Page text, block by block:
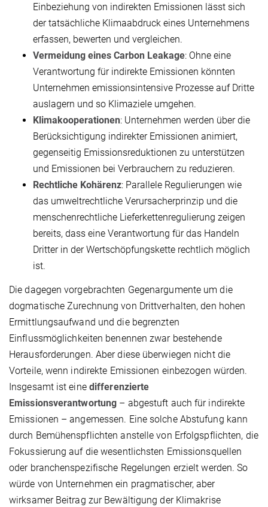
Einbeziehung von indirekten Emissionen lässt sich
der tatsächliche Klimaabdruck eines Unternehmens
erfassen, bewerten und vergleichen.
Vermeidung eines Carbon Leakage: Ohne eine
Verantwortung für indirekte Emissionen könnten
Unternehmen emissionsintensive Prozesse auf Dritte
auslagern und so Klimaziele umgehen.
Klimakooperationen: Unternehmen werden über die
Berücksichtigung indirekter Emissionen animiert,
gegenseitig Emissionsreduktionen zu unterstützen
und Emissionen bei Verbrauchern zu reduzieren.
Rechtliche Kohärenz: Parallele Regulierungen wie
das umweltrechtliche Verursacherprinzip und die
menschenrechtliche Lieferkettenregulierung zeigen
bereits, dass eine Verantwortung für das Handeln
Dritter in der Wertschöpfungskette rechtlich möglich
ist.
Die dagegen vorgebrachten Gegenargumente um die
dogmatische Zurechnung von Drittverhalten, den hohen
Ermittlungsaufwand und die begrenzten
Einflussmöglichkeiten benennen zwar bestehende
Herausforderungen. Aber diese überwiegen nicht die
Vorteile, wenn indirekte Emissionen einbezogen würden.
Insgesamt ist eine differenzierte
Emissionsverantwortung – abgestuft auch für indirekte
Emissionen – angemessen. Eine solche Abstufung kann
durch Bemühenspflichten anstelle von Erfolgspflichten, die
Fokussierung auf die wesentlichsten Emissionsquellen
oder branchenspezifische Regelungen erzielt werden. So
würde von Unternehmen ein pragmatischer, aber
wirksamer Beitrag zur Bewältigung der Klimakrise